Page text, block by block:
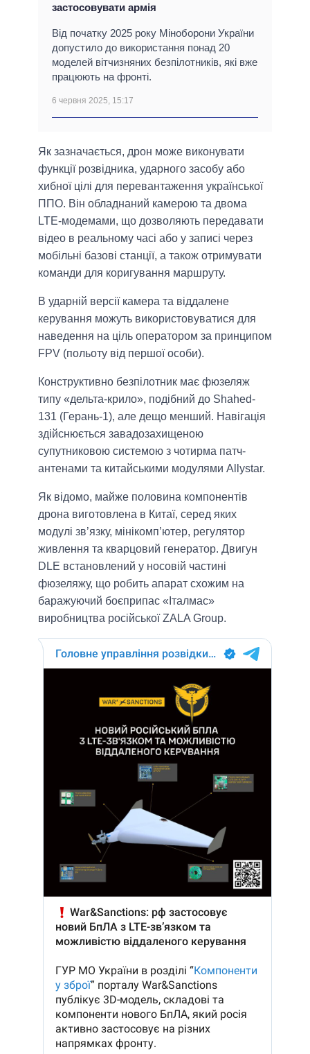
застосовувати армія
Від початку 2025 року Міноборони України
допустило до використання понад 20
моделей вітчизняних безпілотників, які вже
працюють на фронті.
6 червня 2025, 15:17
Як зазначається, дрон може виконувати
функції розвідника, ударного засобу або
хибної цілі для перевантаження української
ППО. Він обладнаний камерою та двома
LTE-модемами, що дозволяють передавати
відео в реальному часі або у записі через
мобільні базові станції, а також отримувати
команди для коригування маршруту.
В ударній версії камера та віддалене
керування можуть використовуватися для
наведення на ціль оператором за принципом
FPV (польоту від першої особи).
Конструктивно безпілотник має фюзеляж
типу «дельта-крило», подібний до Shahed-
131 (Герань-1), але дещо менший. Навігація
здійснюється завадозахищеною
супутниковою системою з чотирма патч-
антенами та китайськими модулями Allystar.
Як вiдомо, майже половина компонентів
дрона виготовлена в Китаї, серед яких
модулі зв’язку, мінікомп’ютер, регулятор
живлення та кварцовий генератор. Двигун
DLE встановлений у носовій частині
фюзеляжу, що робить апарат схожим на
баражуючий боєприпас «Італмас»
виробництва російської ZALA Group.